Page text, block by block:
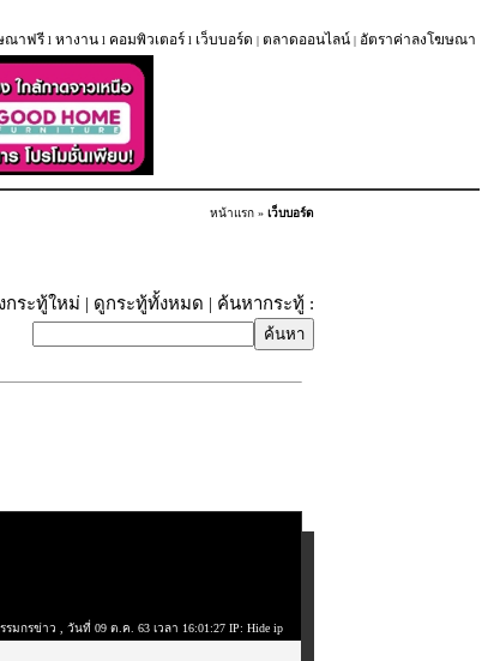
ณาฟรี l หางาน l คอมพิวเตอร์ l เว็บบอร์ด | ตลาดออนไลน์ | อัตราค่าลงโฆษณา
หน้าแรก » เว็บบอร์ด
กระทู้ใหม่ | ดูกระทู้ทั้งหมด | ค้นหากระทู้ :
รมกรข่าว , วันที่ 09 ต.ค. 63 เวลา 16:01:27 IP: Hide ip